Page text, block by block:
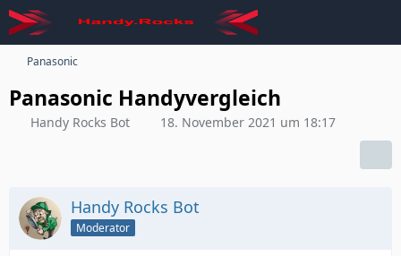
Panasonic
Panasonic Handyvergleich
Handy Rocks Bot 18. November 2021 um 18:17
Handy Rocks Bot
Moderator